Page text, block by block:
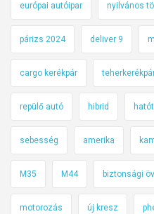
európai autóipar nyilvános
párizs 2024 deliver 9
cargo kerékpár
repülő autó hibrid
sebesség amerika
M35 M44 biztonsági öv
motorozás új kresz